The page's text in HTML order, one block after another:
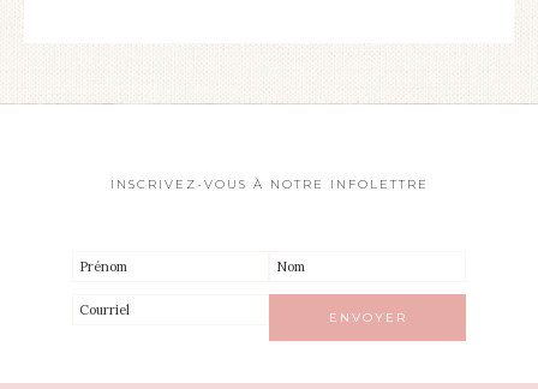
INSCRIVEZ-VOUS À NOTRE INFOLETTRE